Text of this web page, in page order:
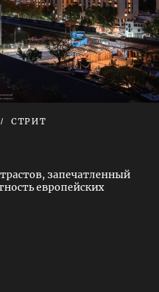
СТРИТ
запечатленный
европейских